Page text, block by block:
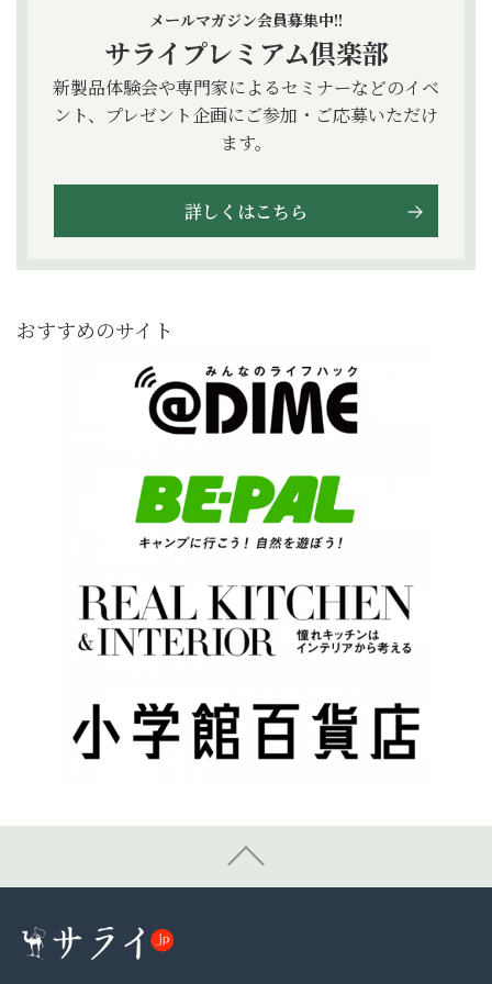
メールマガジン会員募集中!!
サライプレミアム倶楽部
新製品体験会や専門家によるセミナーなどのイベ
ント、プレゼント企画にご参加・ご応募いただけ
ます。
詳しくはこちら
おすすめのサイト